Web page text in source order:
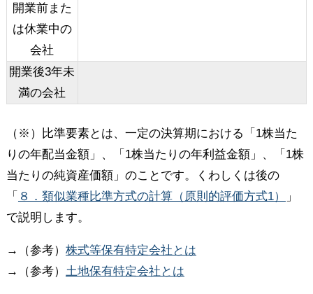
開業前また
は休業中の
会社
開業後3年未
満の会社
（※）比準要素とは、一定の決算期における「1株当た
りの年配当金額」、「1株当たりの年利益金額」、「1株
当たりの純資産価額」のことです。くわしくは後の
「 ８．類似業種比準方式の計算（原則的評価方式1）
」
で説明します。
→（参考） 株式等保有特定会社とは
→（参考） 土地保有特定会社とは